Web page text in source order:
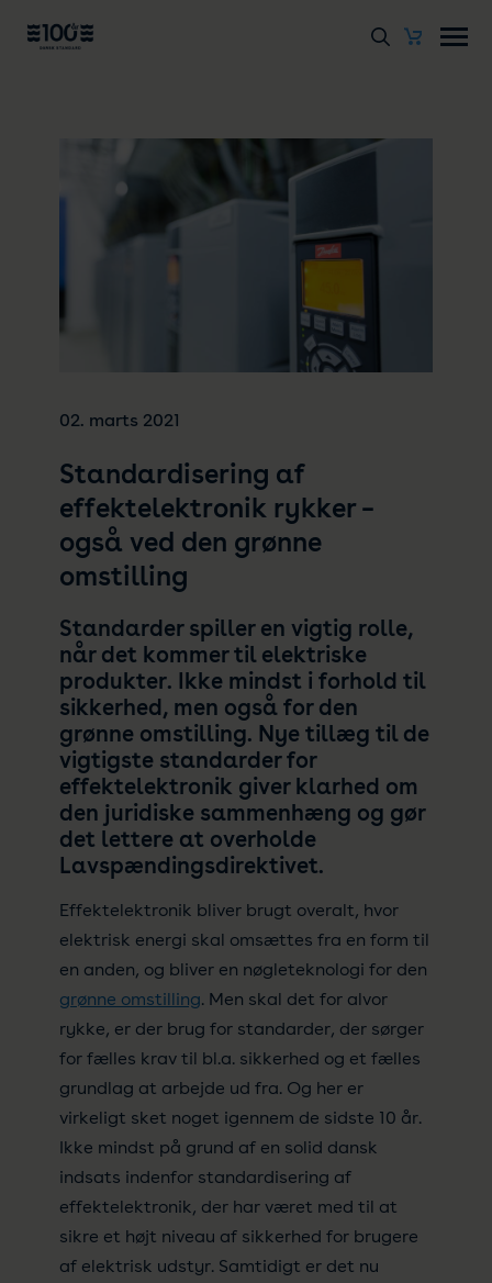
02. marts 2021
Standardisering af
effektelektronik rykker –
også ved den grønne
omstilling
Standarder spiller en vigtig rolle,
når det kommer til elektriske
produkter. Ikke mindst i forhold til
sikkerhed, men også for den
grønne omstilling. Nye tillæg til de
vigtigste standarder for
effektelektronik giver klarhed om
den juridiske sammenhæng og gør
det lettere at overholde
Lavspændingsdirektivet.
Effektelektronik bliver brugt overalt, hvor
elektrisk energi skal omsættes fra en form til
en anden, og bliver en nøgleteknologi for den
grønne omstilling. Men skal det for alvor
rykke, er der brug for standarder, der sørger
for fælles krav til bl.a. sikkerhed og et fælles
grundlag at arbejde ud fra. Og her er
virkeligt sket noget igennem de sidste 10 år.
Ikke mindst på grund af en solid dansk
indsats indenfor standardisering af
effektelektronik, der har været med til at
sikre et højt niveau af sikkerhed for brugere
af elektrisk udstyr. Samtidigt er det nu